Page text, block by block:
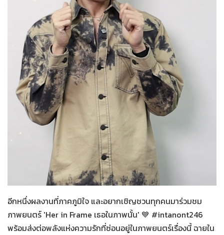
07-08-2569
Her in Frame เธอในภาพนั้น
อีกหนึ่งผลงานที่ภาคภูมิใจ และอยากเชิญชวนทุกคนมาร่วมชม
ภาพยนตร์ 'Her in Frame เธอในภาพนั้น' 💙 #intanont246
พร้อมส่งต่อพลังแห่งความรักที่ซ่อนอยู่ในภาพยนตร์เรื่องนี้ ฉายใน